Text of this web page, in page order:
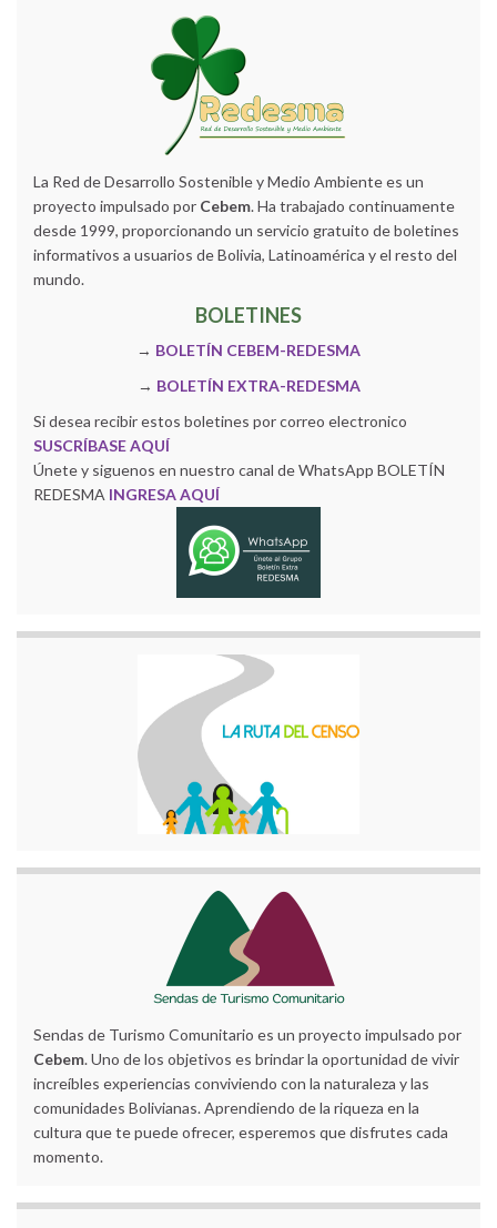
La Red de Desarrollo Sostenible y Medio Ambiente es un
proyecto impulsado por Cebem. Ha trabajado continuamente
desde 1999, proporcionando un servicio gratuito de boletines
informativos a usuarios de Bolivia, Latinoamérica y el resto del
mundo.
BOLETINES
→ BOLETÍN CEBEM-REDESMA
→ BOLETÍN EXTRA-REDESMA
Si desea recibir estos boletines por correo electronico
SUSCRÍBASE AQUÍ
Únete y siguenos en nuestro canal de WhatsApp BOLETÍN
REDESMA INGRESA AQUÍ
Sendas de Turismo Comunitario es un proyecto impulsado por
Cebem. Uno de los objetivos es brindar la oportunidad de vivir
increíbles experiencias conviviendo con la naturaleza y las
comunidades Bolivianas. Aprendiendo de la riqueza en la
cultura que te puede ofrecer, esperemos que disfrutes cada
momento.